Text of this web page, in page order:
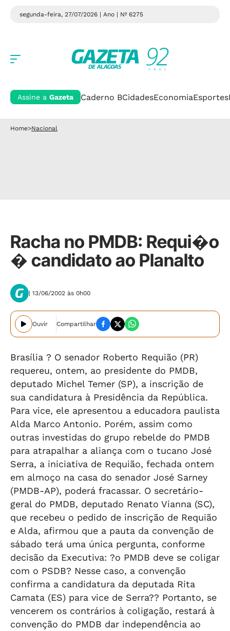
segunda-feira, 27/07/2026 | Ano | Nº 6275
Assine a Gazeta Caderno BCidadesEconomiaEsportes
Home>Nacional
Racha no PMDB: Requi�o
� candidato ao Planalto
| 13/06/2002 às 0h00
Ouvir Compartilhar
Brasília ? O senador Roberto Requião (PR)
requereu, ontem, ao presidente do PMDB,
deputado Michel Temer (SP), a inscrição de
sua candidatura à Presidência da República.
Para vice, ele apresentou a educadora paulista
Alda Marco Antonio. Porém, assim como
outras investidas do grupo rebelde do PMDB
para atrapalhar a aliança com o tucano José
Serra, a iniciativa de Requião, fechada ontem
em almoço na casa do senador José Sarney
(PMDB-AP), poderá fracassar. O secretário-
geral do PMDB, deputado Renato Vianna (SC),
que recebeu o pedido de inscrição de Requião
e Alda, afirmou que a pauta da convenção de
sábado terá uma única pergunta, conforme
decisão da Executiva: ?o PMDB deve se coligar
com o PSDB? Nesse caso, a convenção
confirma a candidatura da deputada Rita
Camata (ES) para vice de Serra?? Portanto, se
vencerem os contrários à coligação, restará à
convenção do PMDB dar independência ao